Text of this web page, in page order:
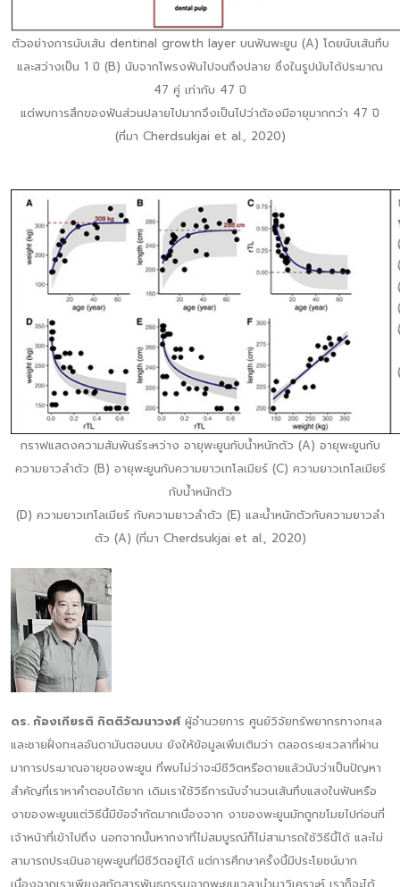
ตัวอย่างการนับเส้น dentinal growth layer บนฟันพะยูน (A) โดยนับเส้นทึบ
และสว่างเป็น 1 ปี (B) นับจากโพรงฟันไปจนถึงปลาย ซึ่งในรูปนับได้ประมาณ
47 คู่ เท่ากับ 47 ปี
แต่พบการสึกของฟันส่วนปลายไปมากจึงเป็นไปว่าต้องมีอายุมากกว่า 47 ปี
(ที่มา Cherdsukjai et al., 2020)
กราฟแสดงความสัมพันธ์ระหว่าง อายุพะยูนกับน้ำหนักตัว (A) อายุพะยูนกับ
ความยาวลำตัว (B) อายุพะยูนกับความยาวเทโลเมียร์ (C) ความยาวเทโลเมียร์
กับน้ำหนักตัว
(D) ความยาวเทโลเมียร์ กับความยาวลำตัว (E) และน้ำหนักตัวกับความยาวลำ
ตัว (A) (ที่มา Cherdsukjai et al., 2020)
ดร. ก้องเกียรติ กิตติวัฒนาวงศ์ผู้อำนวยการ ศูนย์วิจัยทรัพยากรทางทะเล
และชายฝั่งทะเลอันดามันตอนบน ยังให้ข้อมูลเพิ่มเติมว่า ตลอดระยะเวลาที่ผ่าน
มาการประมาณอายุของพะยูน ที่พบไม่ว่าจะมีชีวิตหรือตายแล้วนับว่าเป็นปัญหา
สำคัญที่เราหาคำตอบได้ยาก เดิมเราใช้วิธีการนับจำนวนเส้นทึบแสงในฟันหรือ
งาของพะยูนแต่วิธีนี้มีข้อจำกัดมากเนื่องจาก งาของพะยูนมักถูกขโมยไปก่อนที่
เจ้าหน้าที่เข้าไปถึง นอกจากนั้นหากงาที่ไม่สมบูรณ์ก็ไม่สามารถใช้วิธีนี้ได้ และไม่
สามารถประเมินอายุพะยูนที่มีชีวิตอยู่ได้ แต่การศึกษาครั้งนี้มีประโยชน์มาก